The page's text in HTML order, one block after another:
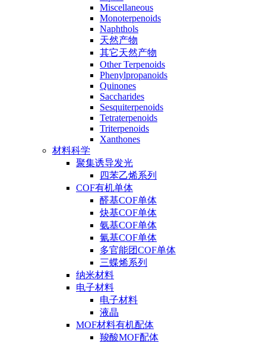
Miscellaneous
Monoterpenoids
Naphthols
天然产物
其它天然产物
Other Terpenoids
Phenylpropanoids
Quinones
Saccharides
Sesquiterpenoids
Tetraterpenoids
Triterpenoids
Xanthones
材料科学
聚集诱导发光
四苯乙烯系列
COF有机单体
醛基COF单体
炔基COF单体
氨基COF单体
氰基COF单体
多官能团COF单体
三蝶烯系列
纳米材料
电子材料
电子材料
液晶
MOF材料有机配体
羧酸MOF配体